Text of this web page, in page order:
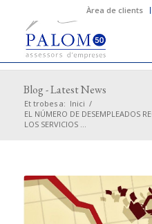
Àrea de clients
Blog - Latest News
Et trobes a: Inici /
EL NÚMERO DE DESEMPLEADOS
LOS SERVICIOS ...